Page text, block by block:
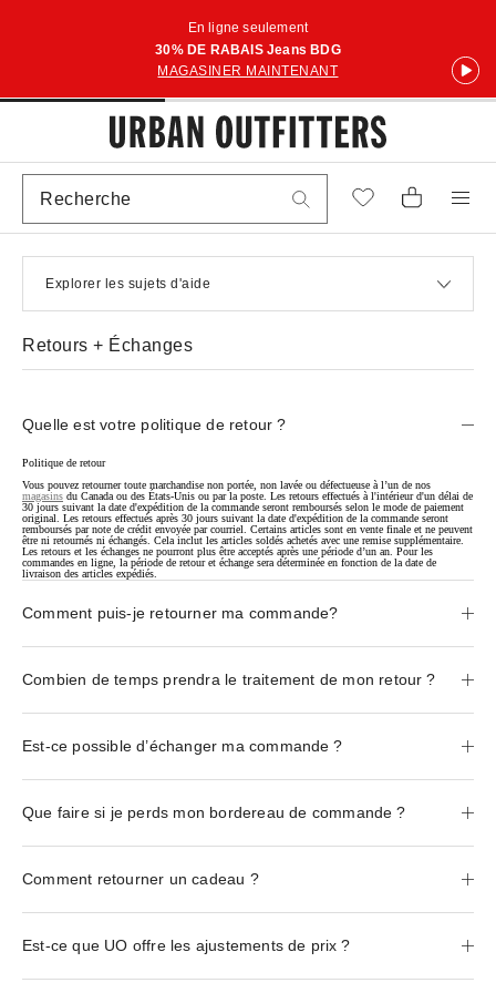
En ligne seulement
30% DE RABAIS Jeans BDG
MAGASINER MAINTENANT
Explorer les sujets d'aide
Retours + Échanges
Quelle est votre politique de retour ?
Politique de retour
Vous pouvez retourner toute marchandise non portée, non lavée ou défectueuse à l’un de nos
magasins du Canada ou des États-Unis ou par la poste. Les retours effectués à l'intérieur d'un délai de
30 jours suivant la date d'expédition de la commande seront remboursés selon le mode de paiement
original. Les retours effectués après 30 jours suivant la date d'expédition de la commande seront
remboursés par note de crédit envoyée par courriel. Certains articles sont en vente finale et ne peuvent
être ni retournés ni échangés. Cela inclut les articles soldés achetés avec une remise supplémentaire.
Les retours et les échanges ne pourront plus être acceptés après une période d’un an. Pour les
commandes en ligne, la période de retour et échange sera déterminée en fonction de la date de
livraison des articles expédiés.
Comment puis-je retourner ma commande?
Combien de temps prendra le traitement de mon retour ?
Est-ce possible d’échanger ma commande ?
Que faire si je perds mon bordereau de commande ?
Comment retourner un cadeau ?
Est-ce que UO offre les ajustements de prix ?